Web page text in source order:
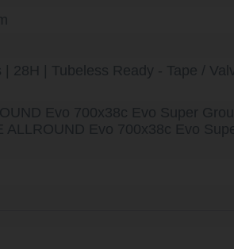
28H | Tubeless Ready - Tape /